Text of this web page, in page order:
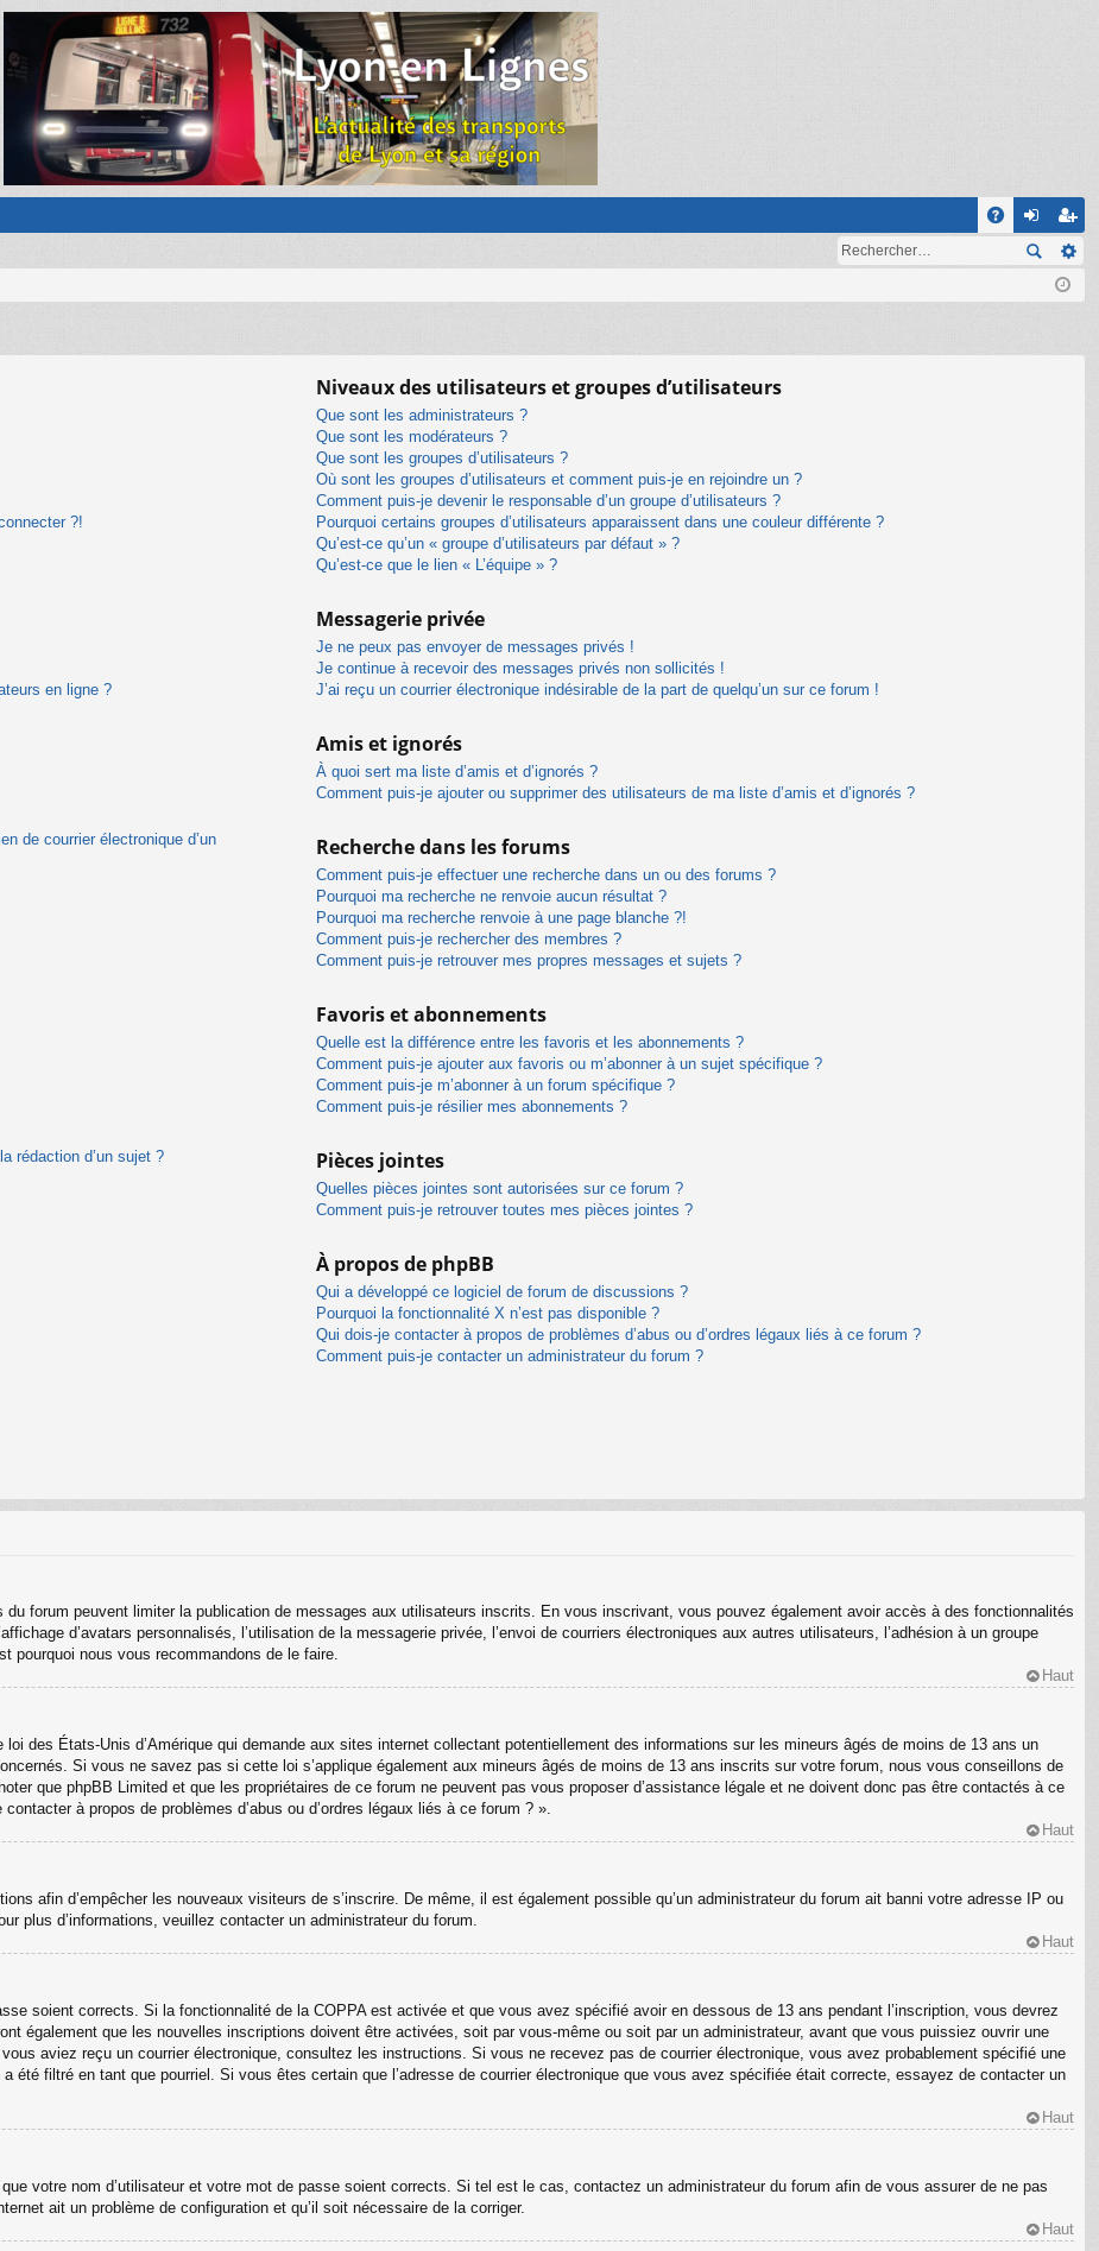
on
on
ns
cri
on
?!
en ligne ?
de courrier électronique d’un
rédaction d’un sujet ?
Niveaux des utilisateurs et groupes d’utilisateurs
Que sont les administrateurs ?
Que sont les modérateurs ?
Que sont les groupes d’utilisateurs ?
Où sont les groupes d’utilisateurs et comment puis-je en rejoindre un ?
Comment puis-je devenir le responsable d’un groupe d’utilisateurs ?
Pourquoi certains groupes d’utilisateurs apparaissent dans une couleur différente ?
Qu’est-ce qu’un « groupe d’utilisateurs par défaut » ?
Qu’est-ce que le lien « L’équipe » ?
Messagerie privée
Je ne peux pas envoyer de messages privés !
Je continue à recevoir des messages privés non sollicités !
J’ai reçu un courrier électronique indésirable de la part de quelqu’un sur ce forum !
Amis et ignorés
À quoi sert ma liste d’amis et d’ignorés ?
Comment puis-je ajouter ou supprimer des utilisateurs de ma liste d’amis et d’ignorés ?
Recherche dans les forums
Comment puis-je effectuer une recherche dans un ou des forums ?
Pourquoi ma recherche ne renvoie aucun résultat ?
Pourquoi ma recherche renvoie à une page blanche ?!
Comment puis-je rechercher des membres ?
Comment puis-je retrouver mes propres messages et sujets ?
Favoris et abonnements
Quelle est la différence entre les favoris et les abonnements ?
Comment puis-je ajouter aux favoris ou m’abonner à un sujet spécifique ?
Comment puis-je m’abonner à un forum spécifique ?
Comment puis-je résilier mes abonnements ?
Pièces jointes
Quelles pièces jointes sont autorisées sur ce forum ?
Comment puis-je retrouver toutes mes pièces jointes ?
À propos de phpBB
Qui a développé ce logiciel de forum de discussions ?
Pourquoi la fonctionnalité X n’est pas disponible ?
Qui dois-je contacter à propos de problèmes d’abus ou d’ordres légaux liés à ce forum ?
Comment puis-je contacter un administrateur du forum ?
du forum peuvent limiter la publication de messages aux utilisateurs inscrits. En vous inscrivant, vous pouvez également avoir accès à des fonctionnalités
d’avatars personnalisés, l’utilisation de la messagerie privée, l’envoi de courriers électroniques aux autres utilisateurs, l’adhésion à un groupe
pourquoi nous vous recommandons de le faire.
Haut
des États-Unis d’Amérique qui demande aux sites internet collectant potentiellement des informations sur les mineurs âgés de moins de 13 ans un
Si vous ne savez pas si cette loi s’applique également aux mineurs âgés de moins de 13 ans inscrits sur votre forum, nous vous conseillons de
que phpBB Limited et que les propriétaires de ce forum ne peuvent pas vous proposer d’assistance légale et ne doivent donc pas être contactés à ce
à propos de problèmes d’abus ou d’ordres légaux liés à ce forum ? ».
Haut
afin d’empêcher les nouveaux visiteurs de s’inscrire. De même, il est également possible qu’un administrateur du forum ait banni votre adresse IP ou
plus d’informations, veuillez contacter un administrateur du forum.
Haut
soient corrects. Si la fonctionnalité de la COPPA est activée et que vous avez spécifié avoir en dessous de 13 ans pendant l’inscription, vous devrez
également que les nouvelles inscriptions doivent être activées, soit par vous-même ou soit par un administrateur, avant que vous puissiez ouvrir une
aviez reçu un courrier électronique, consultez les instructions. Si vous ne recevez pas de courrier électronique, vous avez probablement spécifié une
été filtré en tant que pourriel. Si vous êtes certain que l’adresse de courrier électronique que vous avez spécifiée était correcte, essayez de contacter un
Haut
votre nom d’utilisateur et votre mot de passe soient corrects. Si tel est le cas, contactez un administrateur du forum afin de vous assurer de ne pas
ait un problème de configuration et qu’il soit nécessaire de la corriger.
Haut